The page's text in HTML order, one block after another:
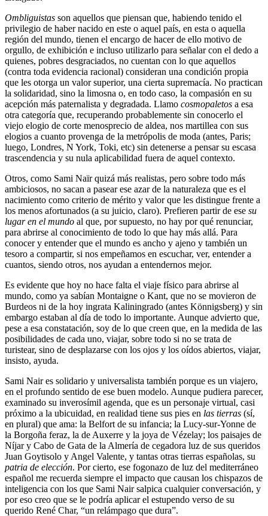
Ombliguistas son aquellos que piensan que, habiendo tenido el
privilegio de haber nacido en este o aquel país, en esta o aquella
región del mundo, tienen el encargo de hacer de ello motivo de
orgullo, de exhibición e incluso utilizarlo para señalar con el dedo a
quienes, pobres desgraciados, no cuentan con lo que aquellos
(contra toda evidencia racional) consideran una condición propia
que les otorga un valor superior, una cierta supremacía. No practican
la solidaridad, sino la limosna o, en todo caso, la compasión en su
acepción más paternalista y degradada. Llamo cosmopaletos a esa
otra categoría que, recuperando probablemente sin conocerlo el
viejo elogio de corte menosprecio de aldea, nos martillea con sus
elogios a cuanto provenga de la metrópolis de moda (antes, Paris;
luego, Londres, N York, Toki, etc) sin detenerse a pensar su escasa
trascendencia y su nula aplicabilidad fuera de aquel contexto.
Otros, como Sami Naïr quizá más realistas, pero sobre todo más
ambiciosos, no sacan a pasear ese azar de la naturaleza que es el
nacimiento como criterio de mérito y valor que les distingue frente a
los menos afortunados (a su juicio, claro). Prefieren partir de ese su
lugar en el mundo al que, por supuesto, no hay por qué renunciar,
para abrirse al conocimiento de todo lo que hay más allá. Para
conocer y entender que el mundo es ancho y ajeno y también un
tesoro a compartir, si nos empeñamos en escuchar, ver, entender a
cuantos, siendo otros, nos ayudan a entendernos mejor.
Es evidente que hoy no hace falta el viaje físico para abrirse al
mundo, como ya sabían Montaigne o Kant, que no se movieron de
Burdeos ni de la hoy ingrata Kaliningrado (antes Könnigsberg) y sin
embargo estaban al día de todo lo importante. Aunque advierto que,
pese a esa constatación, soy de lo que creen que, en la medida de las
posibilidades de cada uno, viajar, sobre todo si no se trata de
turistear, sino de desplazarse con los ojos y los oídos abiertos, viajar,
insisto, ayuda.
Sami Nair es solidario y universalista también porque es un viajero,
en el profundo sentido de ese buen modelo. Aunque pudiera parecer,
examinado su inverosímil agenda, que es un personaje virtual, casi
próximo a la ubicuidad, en realidad tiene sus pies en las tierras (sí,
en plural) que ama: la Belfort de su infancia; la Lucy-sur-Yonne de
la Borgoña feraz, la de Auxerre y la joya de Vézelay; los paisajes de
Níjar y Cabo de Gata de la Almería de cegadora luz de sus queridos
Juan Goytisolo y Angel Valente, y tantas otras tierras españolas, su
patria de elección. Por cierto, ese fogonazo de luz del mediterráneo
español me recuerda siempre el impacto que causan los chispazos de
inteligencia con los que Sami Nair salpica cualquier conversación, y
por eso creo que se le podría aplicar el estupendo verso de su
querido René Char, “un relámpago que dura”.